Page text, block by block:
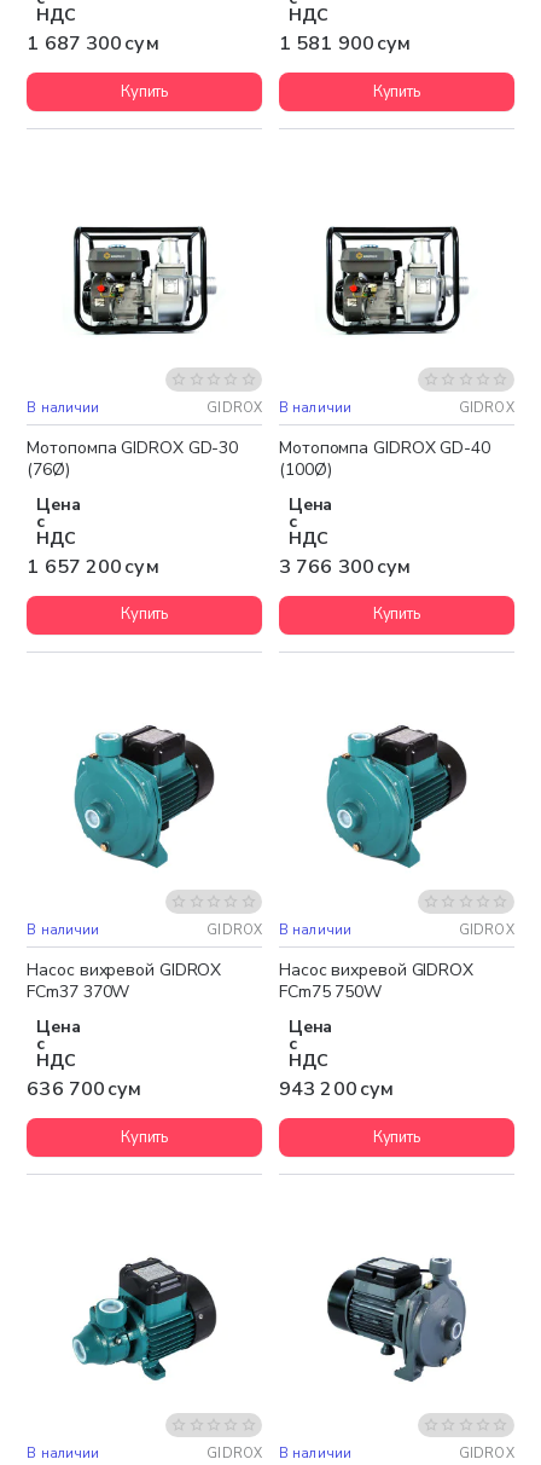
НДС
1 687 300 сум
Купить
НДС
1 581 900 сум
Купить
Бесплатная доставка
В наличии GIDROX
Мотопомпа GIDROX GD-30
(76Ø)
Цена
с
НДС
1 657 200 сум
Купить
Бесплатная доставка
В наличии GIDROX
Мотопомпа GIDROX GD-40
(100Ø)
Цена
с
НДС
3 766 300 сум
Купить
В наличии GIDROX
Насос вихревой GIDROX
FCm37 370W
Цена
с
НДС
636 700 сум
Купить
В наличии GIDROX
Насос вихревой GIDROX
FCm75 750W
Цена
с
НДС
943 200 сум
Купить
В наличии GIDROX В наличии GIDROX